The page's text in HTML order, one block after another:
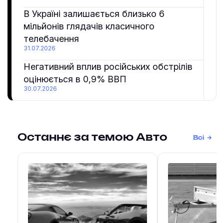
В Україні залишається близько 6
мільйонів глядачів класичного
телебачення
31.07.2026
Негативний вплив російських обстрілів
оцінюється в 0,9% ВВП
30.07.2026
Останнє за темою Авто Всі